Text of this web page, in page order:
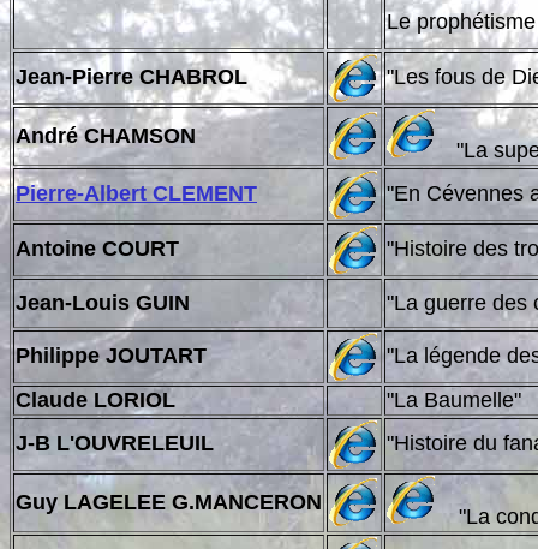
Le
Jean-Pierre CHABROL "Les
André CHAMSON
"La
Pierre-Albert CLEMENT
"En
Antoine COURT "Histoire
Jean-Louis GUIN "La
Philippe JOUTART
"La légende
Claude LORIOL
"La Baumelle"
J-B L'OUVRELEUIL
"Histoire
Guy LAGELEE G.MANCERON
"La